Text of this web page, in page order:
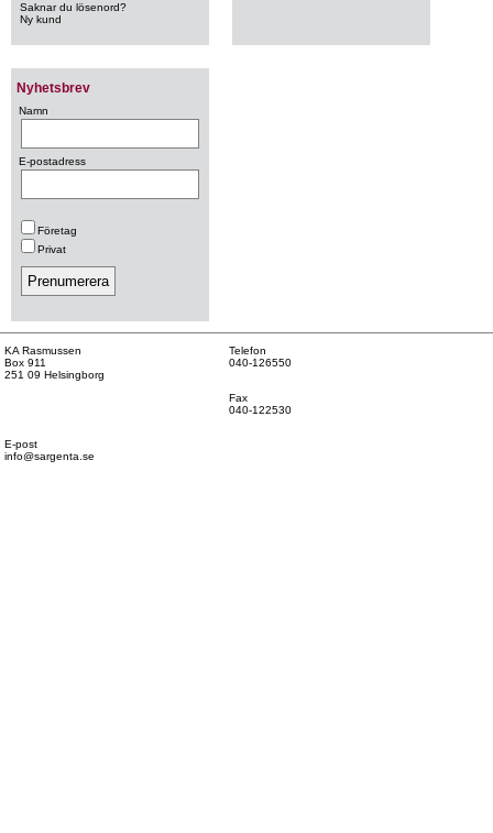
Saknar du lösenord?
Ny kund
Nyhetsbrev
Namn
E-postadress
Företag
Privat
KA Rasmussen
Box 911
251 09 Helsingborg
Telefon
040-126550
Fax
040-122530
E-post
info@sargenta.se